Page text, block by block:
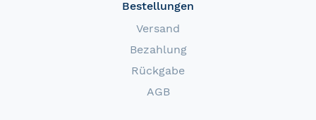
Bestellungen
Versand
Bezahlung
Rückgabe
AGB